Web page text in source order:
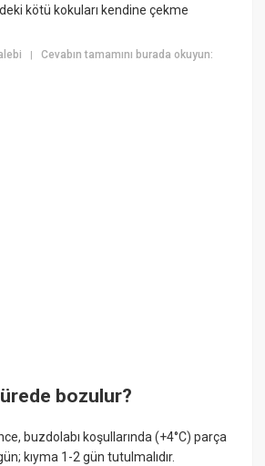
kötü kokuları kendine çekme
|Cevabın tamamını burada okuyun:
bozulur?
buzdolabı koşullarında (+4°C) parça
kıyma 1-2 gün tutulmalıdır.